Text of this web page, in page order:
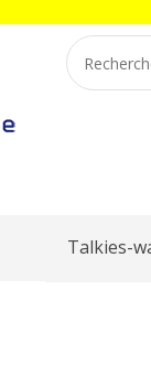
Talkies-